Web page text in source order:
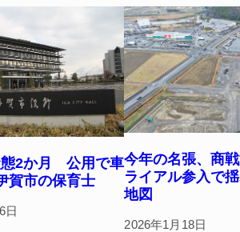
態2か月 公用で車
市の保育士
日
今年の名張、商
ライアル参入で
地図
2026年1月18日